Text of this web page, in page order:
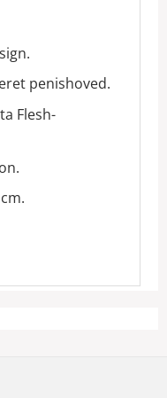
penishoved.
Flesh-